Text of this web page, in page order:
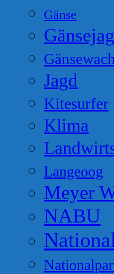
Gänse
Jagd
Kitesurfer
Klima
Langeoog
Meyer
NABU